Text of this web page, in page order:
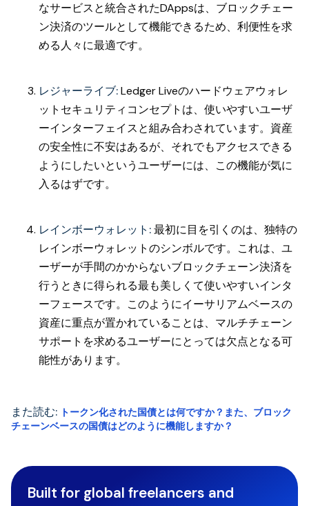
なサービスと統合されたDAppsは、ブロックチェー
ン決済のツールとして機能できるため、利便性を求
める人々に最適です。
レジャーライブ:Ledger Liveのハードウェアウォレ
ットセキュリティコンセプトは、使いやすいユーザ
ーインターフェイスと組み合わされています。資産
の安全性に不安はあるが、それでもアクセスできる
ようにしたいというユーザーには、この機能が気に
入るはずです。
レインボーウォレット:最初に目を引くのは、独特の
レインボーウォレットのシンボルです。これは、ユ
ーザーが手間のかからないブロックチェーン決済を
行うときに得られる最も美しくて使いやすいインタ
ーフェースです。このようにイーサリアムベースの
資産に重点が置かれていることは、マルチチェーン
サポートを求めるユーザーにとっては欠点となる可
能性があります。
また読む: トークン化された国債とは何ですか？また、ブロック
チェーンベースの国債はどのように機能しますか？
Built for global freelancers and